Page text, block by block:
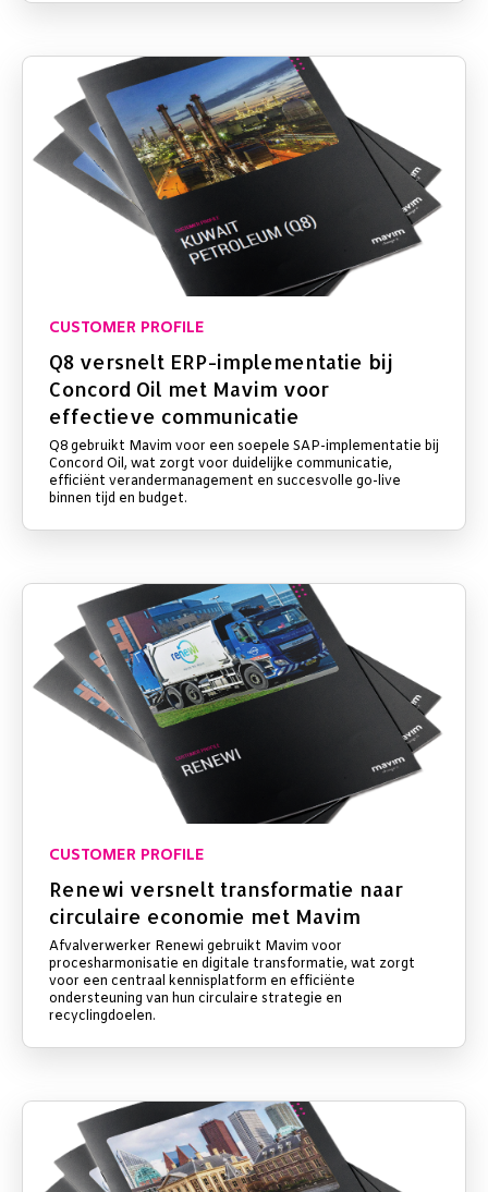
CUSTOMER PROFILE
Q8 versnelt ERP-implementatie bij
Concord Oil met Mavim voor
effectieve communicatie
Q8 gebruikt Mavim voor een soepele SAP-implementatie bij
Concord Oil, wat zorgt voor duidelijke communicatie,
efficiënt verandermanagement en succesvolle go-live
binnen tijd en budget.
CUSTOMER PROFILE
Renewi versnelt transformatie naar
circulaire economie met Mavim
Afvalverwerker Renewi gebruikt Mavim voor
procesharmonisatie en digitale transformatie, wat zorgt
voor een centraal kennisplatform en efficiënte
ondersteuning van hun circulaire strategie en
recyclingdoelen.